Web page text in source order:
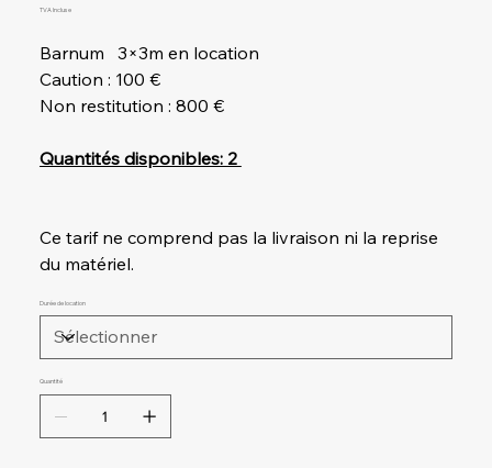
TVA Incluse
Barnum 3×3m en location
Caution : 100 €
Non restitution : 800 €
Quantités disponibles: 2
Ce tarif ne comprend pas la livraison ni la reprise
du matériel.
Durée de location
Quantité